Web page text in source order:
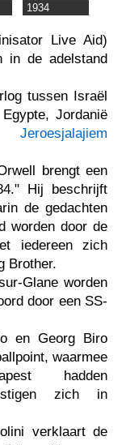
1934
Live Aid)
in de adelstand
tussen Israël
Jordanië
Jeroesjalajiem
brengt een
Hij beschrijft
de gedachten
worden door de
iedereen zich
Brother.
Glane worden
door een SS-
en Georg Biro
waarmee
hadden
zich in
verklaart de